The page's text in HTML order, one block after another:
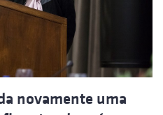
novamente uma